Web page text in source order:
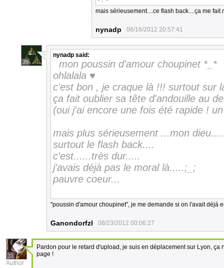
mais sérieusement....ce flash back....ça me fait
nynadp 06/16/2012 20:57:41
39
nynadp said:
mon poussin d'amour choupinet *_*
ohlalala ♥
c'est bon , je craque là !!! surtout sur
ça fait oublier sa tête d'andouille au
(oui j'ai encore une fois été rapide !
mais plus sérieusement ...mon
surtout le flash back....
c'est......très dur.....
j'avais déjà pas le moral là.....;_;
pauvre coeur...
"poussin d'amour choupinet", je me demande si on l'avait déjà
Ganondorfzl 08/23/2012 00:06:27
31
Author
Pardon pour le retard d'upload, je suis en déplacement sur Lyon,
page !